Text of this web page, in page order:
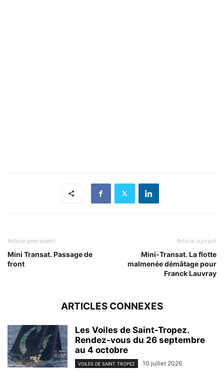
Article précédent
Mini Transat. Passage de
front
Article suivant
Mini-Transat. La flotte
malmenée démâtage pour
Franck Lauvray
ARTICLES CONNEXES
Les Voiles de Saint-Tropez.
Rendez-vous du 26 septembre
au 4 octobre
VOILES DE SAINT TROPEZ 10 juillet 2026